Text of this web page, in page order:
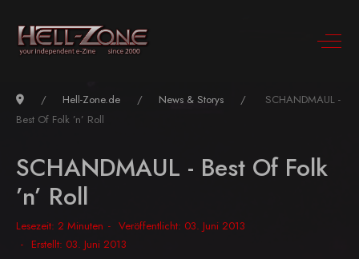
Hell-Zone.de News & Storys
SCHANDMAUL -
Best Of Folk ’n’ Roll
SCHANDMAUL - Best Of Folk
’n’ Roll
Lesezeit: 2 Minuten
Veröffentlicht: 03. Juni 2013
Erstellt: 03. Juni 2013